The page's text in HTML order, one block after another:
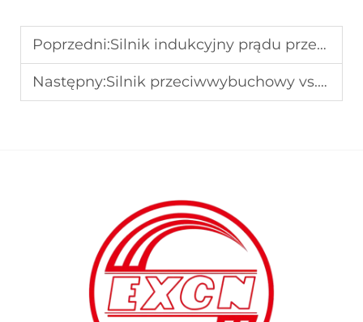
Poprzedni:Silnik indukcyjny prądu przemiennego: Wskazówki dotyczące efektywności w operacjach przemysłowych
Następny:Silnik przeciwwybuchowy vs. silnik zaplonoodporny: jaka jest różnica?